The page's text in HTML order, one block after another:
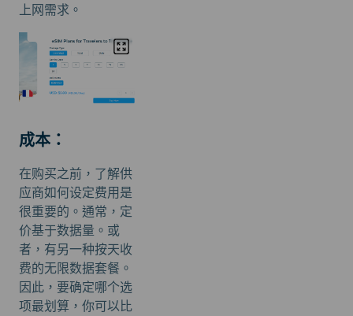
上网需求。
成本：
在购买之前，了解供
应商如何设定费用是
很重要的。通常，定
价基于数据量。或
者，有另一种按天收
费的无限数据套餐。
因此，要确定哪个选
项最划算，你可以比